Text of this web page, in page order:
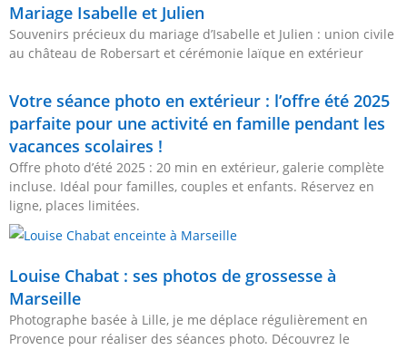
Mariage Isabelle et Julien
Souvenirs précieux du mariage d’Isabelle et Julien : union civile
au château de Robersart et cérémonie laïque en extérieur
Votre séance photo en extérieur : l’offre été 2025
parfaite pour une activité en famille pendant les
vacances scolaires !
Offre photo d’été 2025 : 20 min en extérieur, galerie complète
incluse. Idéal pour familles, couples et enfants. Réservez en
ligne, places limitées.
Louise Chabat : ses photos de grossesse à
Marseille
Photographe basée à Lille, je me déplace régulièrement en
Provence pour réaliser des séances photo. Découvrez le